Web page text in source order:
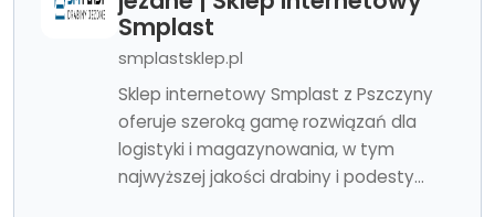
Smplast
smplastsklep.pl
Sklep internetowy Smplast z Pszczyny
oferuje szeroką gamę rozwiązań dla
logistyki i magazynowania, w tym
najwyższej jakości drabiny i podesty...